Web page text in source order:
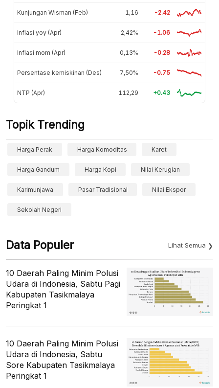
Kunjungan Wisman (Feb) 1,16 -2.42
Inflasi yoy (Apr) 2,42% -1.06
Inflasi mom (Apr) 0,13% -0.28
Persentase kemiskinan (Des) 7,50% -0.75
NTP (Apr) 112,29 +0.43
Topik Trending
Harga Perak Harga Komoditas Karet
Harga Gandum Harga Kopi Nilai Kerugian
Karimunjawa Pasar Tradisional Nilai Ekspor
Sekolah Negeri
Data Populer Lihat Semua
10 Daerah Paling Minim Polusi
Udara di Indonesia, Sabtu Pagi
Kabupaten Tasikmalaya
Peringkat 1
10 Daerah Paling Minim Polusi
Udara di Indonesia, Sabtu
Sore Kabupaten Tasikmalaya
Peringkat 1